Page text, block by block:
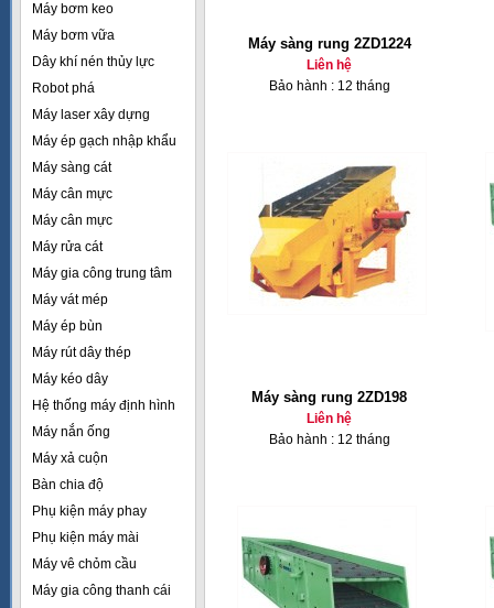
Máy bơm keo
Máy bơm vữa
Dây khí nén thủy lực
Robot phá
Máy laser xây dựng
Máy ép gạch nhập khẩu
Máy sàng cát
Máy cân mực
Máy cân mực
Máy rửa cát
Máy gia công trung tâm
Máy vát mép
Máy ép bùn
Máy rút dây thép
Máy kéo dây
Hệ thống máy định hình
Máy nắn ống
Máy xả cuộn
Bàn chia độ
Phụ kiện máy phay
Phụ kiện máy mài
Máy vê chỏm cầu
Máy gia công thanh cái
Máy sàng rung 2ZD1224
Liên hệ
Bảo hành : 12 tháng
Máy sàng rung 2ZD198
Liên hệ
Bảo hành : 12 tháng